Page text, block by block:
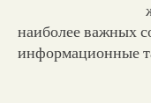
наиболее важных
информационные